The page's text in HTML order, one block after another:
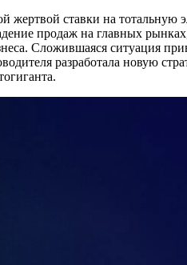
жертвой ставки на
продаж на главных
Сложившаяся ситуация
разработала новую